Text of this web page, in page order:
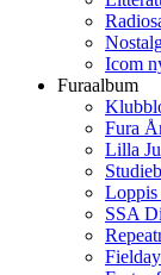
Icom
Furaalbum
Fura
Lilla
SSA